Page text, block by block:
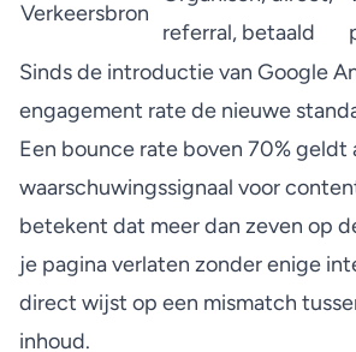
Verkeersbron
referral, betaald
Sinds de introductie van Google
engagement rate de nieuwe
Een bounce rate boven 70%geldt
waarschuwingssignaal voor
betekent dat meer dan zeven op
je pagina verlaten zonder enige
direct wijst op een mismatch
inhoud.